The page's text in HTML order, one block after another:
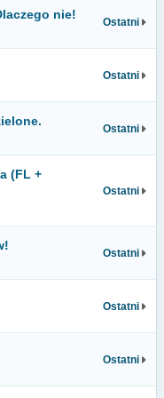
nie!
Ostatni
Ostatni
Ostatni
(FL +
Ostatni
Ostatni
Ostatni
Ostatni